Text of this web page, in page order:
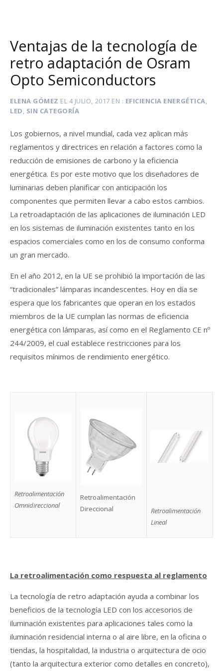
Ventajas de la tecnología de
retro adaptación de Osram
Opto Semiconductors
ELENA GÓMEZ EL 4 JULIO, 2017 EN EFICIENCIA ENERGÉTICA,
LED, SIN CATEGORÍA
Los gobiernos, a nivel mundial, cada vez aplican más
reglamentos y directrices en relación a factores como la
reducción de emisiones de carbono y la eficiencia
energética. Es por este motivo que los diseñadores de
luminarias deben planificar con anticipación los
componentes que permiten llevar a cabo estos cambios.
La retroadaptación de las aplicaciones de iluminación LED
en los sistemas de iluminación existentes tanto en los
espacios comerciales como en los de consumo conforma
un gran mercado.
En el año 2012, en la UE se prohibió la importación de las
“tradicionales” lámparas incandescentes. Hoy en día se
espera que los fabricantes que operan en los estados
miembros de la UE cumplan las normas de eficiencia
energética con lámparas, así como en el Reglamento CE nº
244/2009, el cual establece restricciones para los
requisitos mínimos de rendimiento energético.
Retroalimentación
Omnidireccional
Retroalimentación
Direccional​
Retroalimentación
Lineal
La retroalimentación como respuesta al reglamento
La tecnología de retro adaptación ayuda a combinar los
beneficios de la tecnología LED con los accesorios de
iluminación existentes para aplicaciones tales como la
iluminación residencial interna o al aire libre, en la oficina o
tiendas, la hospitalidad, la industria o arquitectura de ocio
(tanto la arquitectura exterior como detalles en concreto),